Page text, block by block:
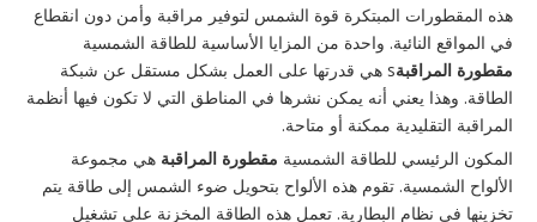
هذه المقطورات المبتكرة قوة الشمس لتوفير مراقبة وأمن دون انقطاع
في المواقع النائية. واحدة من المزايا الأساسية للطاقة الشمسية
مقطورة المراقبة
s هي قدرتها على العمل بشكل مستقل عن شبكة
الطاقة. وهذا يعني أنه يمكن نشرها في المناطق التي لا تكون فيها أنظمة
المراقبة التقليدية ممكنة أو متاحة.
المكون الرئيسي للطاقة الشمسية مقطورة المراقبة هي مجموعة
الألواح الشمسية. تقوم هذه الألواح بتحويل ضوء الشمس إلى طاقة يتم
تخزينها في نظام البطارية. تعمل هذه الطاقة المخزنة على تشغيل